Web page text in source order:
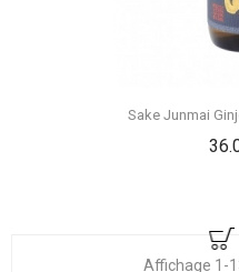
Sake Junmai
Affichage 1-